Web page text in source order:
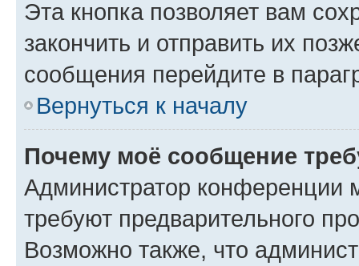
Эта кнопка позволяет вам
закончить и отправить их
сообщения перейдите в
Вернуться к началу
Почему моё сообщение
Администратор конференции
требуют предварительного
Возможно также, что